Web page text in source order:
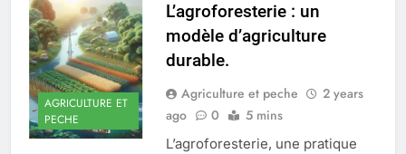
AGRICULTURE ET
PECHE
L’agroforesterie : un
modèle d’agriculture
durable.
Agriculture et peche
2 years
ago
0 5 mins
L’agroforesterie, une pratique